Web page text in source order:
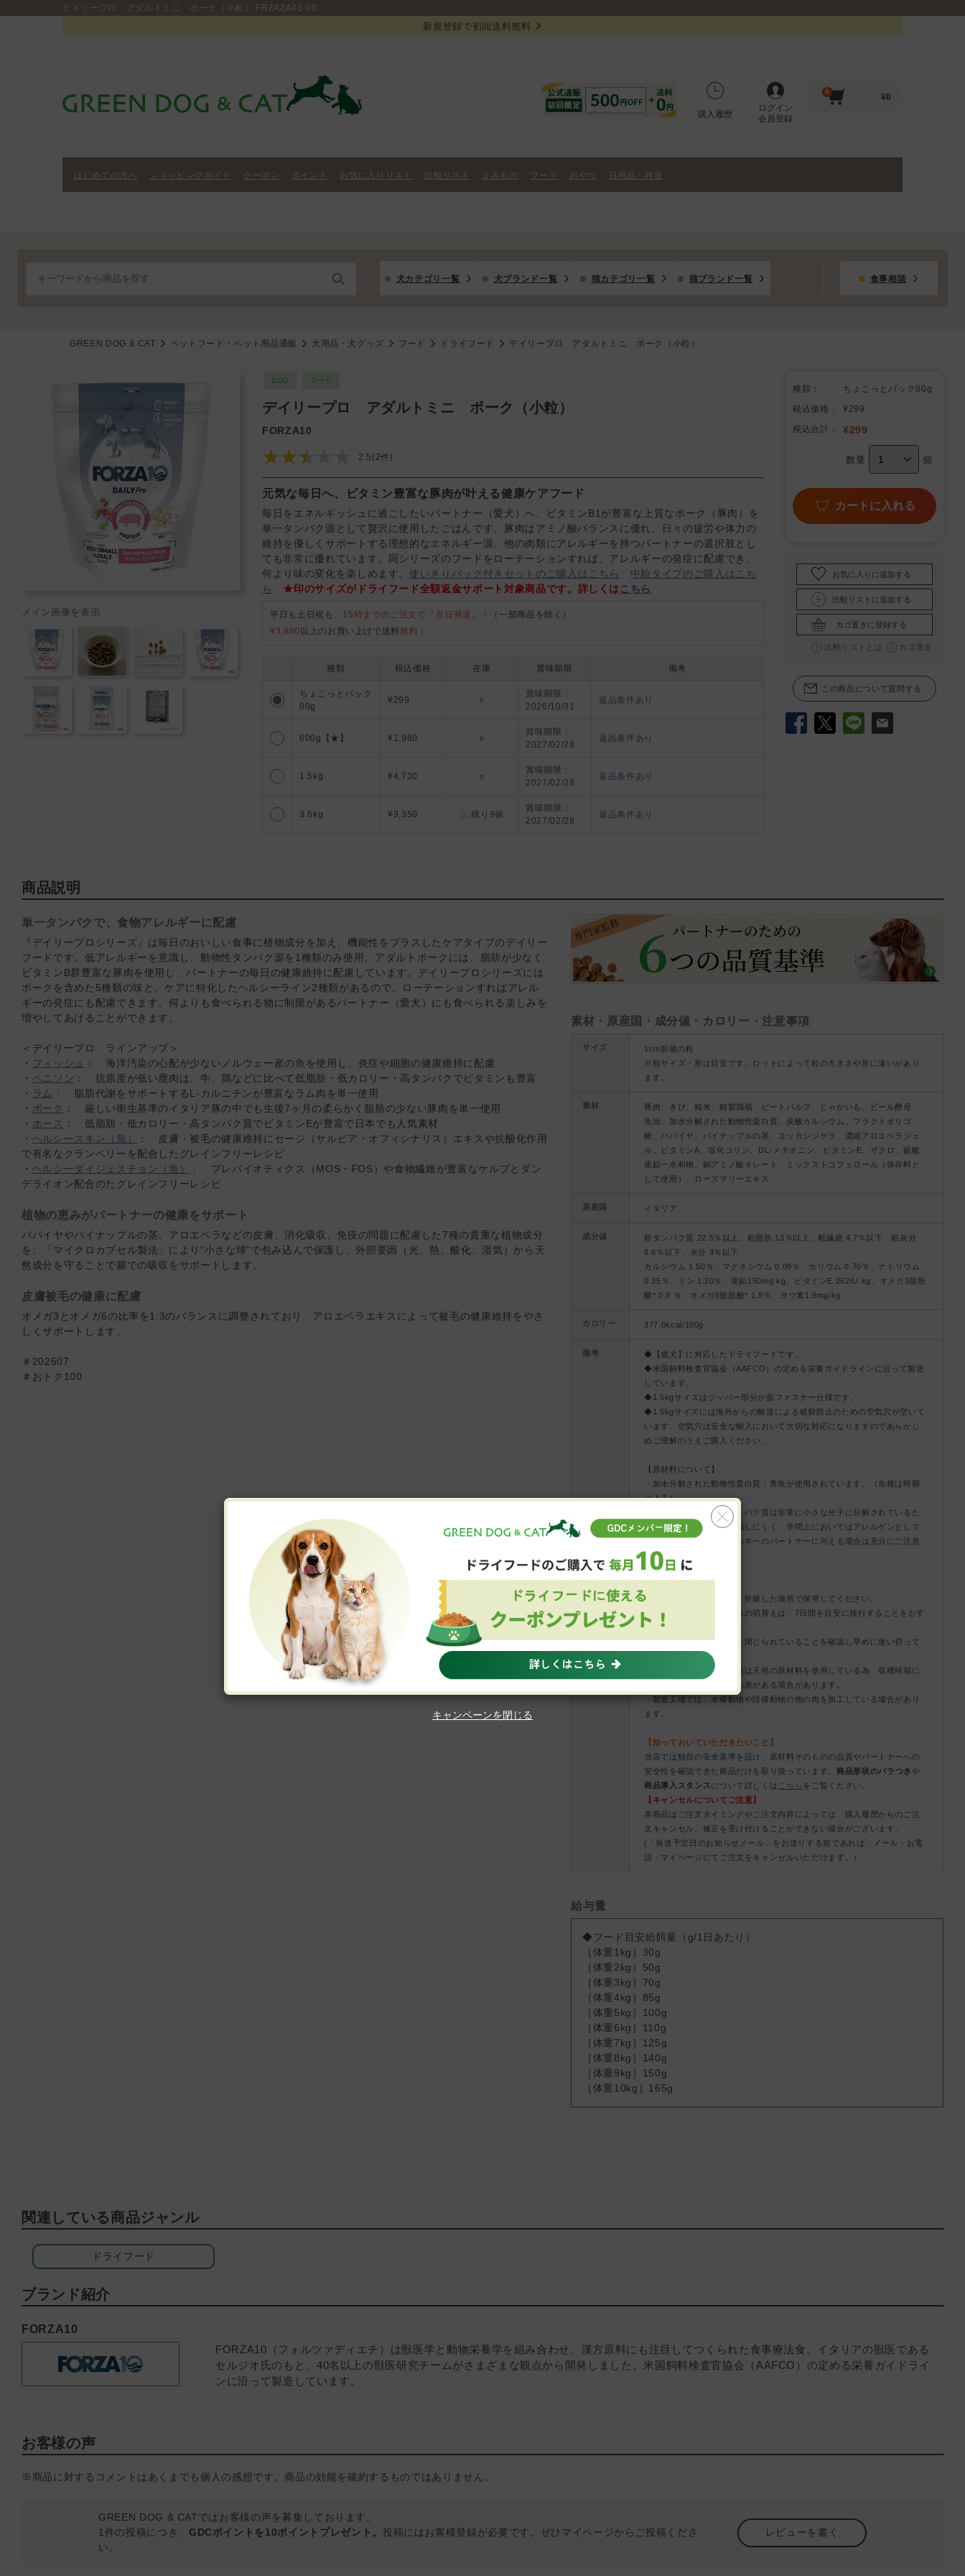
デイリープロ アダルトミニ ポーク（小粒） FRZAZA41-00
新規登録で初回送料無料
購入履歴
ログイン
会員登録
0
¥0
はじめての方へ ショッピングガイド クーポン ポイント お気に入りリスト 比較リスト よみもの フード おやつ 日用品・雑貨
犬カテゴリ一覧 犬ブランド一覧 猫カテゴリ一覧 猫ブランド一覧 食事相談
GREEN DOG & CAT ペットフード・ペット用品通販 犬用品・犬グッズ フード ドライフード デイリープロ アダルトミニ ポーク（小粒）
メイン画像を表示
DOG フード
デイリープロ アダルトミニ ポーク（小粒）
FORZA10
★★★★★ 2.5(2件)
元気な毎日へ、ビタミン豊富な豚肉が叶える健康ケアフード
毎日をエネルギッシュに過ごしたいパートナー（愛犬）へ、ビタミンB1が豊富な上質なポーク（豚肉）を
単一タンパク源として贅沢に使用したごはんです。豚肉はアミノ酸バランスに優れ、日々の疲労や体力の
維持を優しくサポートする理想的なエネルギー源。他の肉類にアレルギーを持つパートナーの選択肢とし
ても非常に優れています。同シリーズのフードをローテーションすれば、アレルギーの発症に配慮でき、
何より味の変化を楽しめます。使いきりパック付きセットのご購入はこちら
中粒タイプのご購入はこち
ら
★印のサイズがドライフード全額返金サポート対象商品です。詳しくは こちら
平日も土日祝も、 15時までのご注文で『当日発送』！
（一部商品を除く）
¥3,980 以上のお買い上げで送料無料！
種類 税込価格 在庫 賞味期限
備考
ちょこっとパック
80g
¥299 ○
賞味期限：
2026/10/31
返品条件あり
600g【★】
¥1,980 ○
賞味期限：
2027/02/28
返品条件あり
1.5kg
¥4,730 ○
賞味期限：
2027/02/28
返品条件あり
3.6kg
¥9,350 △:残り9個
賞味期限：
2027/02/28
返品条件あり
種類：
ちょこっとパック80g
税込価格：
¥299
税込合計：
¥299
数量 個
カートに入れる
お気に入りに追加する
比較リストに追加する
カゴ置きに登録する
比較リストとは カゴ置き
この商品について質問する
Facebook LINE
商品説明
単一タンパクで、食物アレルギーに配慮
『デイリープロシリーズ』は毎日のおいしい食事に植物成分を加え、機能性をプラスしたケアタイプのデイリー
フードです。低アレルギーを意識し、動物性タンパク源を1種類のみ使用。アダルトポークには、脂肪が少なく
ビタミンB群豊富な豚肉を使用し、パートナーの毎日の健康維持に配慮しています。デイリープロシリーズには
ポークを含めた5種類の味と、ケアに特化したヘルシーライン2種類があるので、ローテーションすればアレル
ギーの発症にも配慮できます。何よりも食べられる物に制限があるパートナー（愛犬）にも食べられる楽しみを
増やしてあげることができます。
＜デイリープロ ラインアップ＞
・ フィッシュ
： 海洋汚染の心配が少ないノルウェー産の魚を使用し、炎症や細胞の健康維持に配慮
・ ベニソン ： 抗原度が低い鹿肉は、牛、鶏などに比べて低脂肪・低カロリー・高タンパクでビタミンも豊富
・ ラム ： 脂肪代謝をサポートするL-カルニチンが豊富なラム肉を単一使用
・ ポーク
： 厳しい衛生基準のイタリア豚の中でも生後7ヶ月の柔らかく脂肪の少ない豚肉を単一使用
・ ホース
： 低脂肪・低カロリー・高タンパク質でビタミンEが豊富で日本でも人気素材
・ ヘルシースキン（魚）
： 皮膚・被毛の健康維持にセージ（サルビア・オフィシナリス）エキスや抗酸化作用
で有名なクランベリーを配合したグレインフリーレシピ
・ ヘルシーダイジェスチョン（魚）
： プレバイオティクス（MOS・FOS）や食物繊維が豊富なケルプとダン
デライオン配合のたグレインフリーレシピ
植物の恵みがパートナーの健康をサポート
パパイヤやパイナップルの茎、アロエベラなどの皮膚、消化吸収、免疫の問題に配慮した7種の貴重な植物成分
を、「マイクロカプセル製法」により“小さな球”で包み込んで保護し、外部要因（光、熱、酸化、湿気）から天
然成分を守ることで腸での吸収をサポートします。
皮膚被毛の健康に配慮
オメガ3とオメガ6の比率を1:3のバランスに調整されており、アロエベラエキスによって被毛の健康維持をやさ
しくサポートします。
＃202507
＃おトク100
素材・原産国・成分値・カロリー・注意事項
サイズ
1cm前後の粒
※粒サイズ・形は目安です。ロットによって粒の大きさや形に違いがあり
ます。
素材
豚肉、きび、精米、精製鶏脂、ビートパルプ、じゃがいも、ビール酵母、
魚油、加水分解された動物性蛋白質、炭酸カルシウム、フラクトオリゴ
糖、パパイヤ、パイナップルの茎、ユッカシジゲラ、濃縮アロエベラジェ
ル、ビタミンA、塩化コリン、DL-メチオニン、ビタミンE、ザクロ、硫酸
亜鉛一水和物、銅アミノ酸キレート、ミックストコフェロール（保存料と
して使用）、ローズマリーエキス
原産国 イタリア
成分値
粗タンパク質 22.5％以上、粗脂肪 13％以上、粗繊維 4.7％以下、粗灰分
8.6％以下、水分 9％以下
カルシウム 1.50％、マグネシウム 0.09％、カリウム 0.70％、ナトリウム
0.35％、リン 1.20％、亜鉛150mg kg、ビタミンE 262IU kg、オメガ3脂肪
酸* 0.8 ％、オメガ6脂肪酸* 1.8％、ヨウ素1.9mg/kg
カロリー 377.0kcal/100g
備考
◆【成犬】に対応したドライフードです。
◆米国飼料検査官協会（AAFCO）の定める栄養ガイドラインに沿って製造
しています。
◆1.5kgサイズはジッパー部分が面ファスナー仕様です。
◆1.5kgサイズには海外からの輸送による破裂防止のための空気穴が空いて
います。空気穴は安全な輸入において大切な対応になりますのであらかじ
めご理解のうえご購入ください。
【原材料について】
・加水分解された動物性蛋白質：青魚が使用されています。（魚種は時期
による）
※加水分解により魚のタンパク質は非常に小さな分子に分解されているた
め身体が「魚」として認識しにくく、学問上においてはアレルゲンとして
扱われませんが、魚アレルギーのパートナーに与える場合は充分にご注意
ください。
・直射日光を避け、涼しく乾燥した場所で保管してください。
・現在ご使用のフードからの切替えは、7日間を目安に移行することをおす
すめします。
・開封後はしっかりと封を閉じられていることを確認し早めに使い切って
・着色料無添加：この商品は天然の原材料を使用している為、収穫時期に
より色味やにおいに若干の差がある場合があります。
・製造工場では、水棲動物や陸棲動物の他の肉を加工している場合があり
ます。
【知っておいていただきたいこと】
当店では独自の安全基準を設け、原材料そのものの品質やパートナーへの
安全性を確認できた商品だけを取り扱っています。 商品形状のバラつき や
商品導入スタンス について詳しくは こちら をご覧ください。
【キャンセルについてご注意】
本商品はご注文タイミングやご注文内容によっては、購入履歴からのご注
文キャンセル、修正を受け付けることができない場合がございます。
(「発送予定日のお知らせメール」をお送りする前であれば、メール・お電
話・マイページにてご注文をキャンセルいただけます。）
給与量
◆フード目安給餌量（g/1日あたり）
［体重1kg］30g
［体重2kg］50g
［体重3kg］70g
［体重4kg］85g
［体重5kg］100g
［体重6kg］110g
［体重7kg］125g
［体重8kg］140g
［体重9kg］150g
［体重10kg］165g
関連している商品ジャンル
ドライフード
ブランド紹介
FORZA10
FORZA10（フォルツァディエチ）は獣医学と動物栄養学を組み合わせ、漢方原料にも注目してつくられた食事療法食。イタリアの獣医である
セルジオ氏のもと、40名以上の獣医研究チームがさまざまな観点から開発しました。米国飼料検査官協会（AAFCO）の定める栄養ガイドライ
ンに沿って製造しています。
お客様の声
※商品に対するコメントはあくまでも個人の感想です。商品の効能を確約するものではありません。
GREEN DOG & CATではお客様の声を募集しております。
1件の投稿につき、 GDCポイントを10ポイントプレゼント。 投稿にはお客様登録が必要です。ぜひマイページからご投稿くださ
い。
レビューを書く
キャンペーンを閉じる